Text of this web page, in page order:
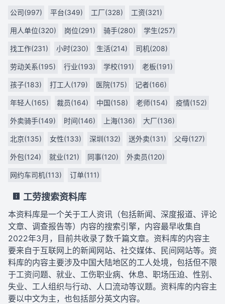
公司(997) 平台(349) 工厂(328) 工资(321)
用人单位(320) 岗位(291) 骑手(280) 学生(257)
找工作(231) 小时(230) 生活(214) 司机(208)
劳动关系(195) 行业(193) 学校(191) 老板(191)
孩子(183) 打工人(179) 医院(175) 记者(166)
年轻人(165) 裁员(164) 中国(158) 老师(154) 疫情(152)
外卖骑手(149) 时间(146) 上海(136) 大厂(136)
北京(135) 女性(133) 深圳(132) 送外卖(131) 父母(127)
外包(124) 就业(121) 同事(120) 外卖员(120)
网约车司机(113) 订单(111)
工劳搜索资料库
本资料库是一个关于工人资讯（包括新闻、深度报道、评论
文章、调查报告等）内容的搜索引擎，内容最早收集自
2022年3月，目前共收录了数千篇文章。资料库的内容主
要来自于互联网上的新闻网站、社交媒体、民间网站等。资
料库的内容主要涉及中国大陆地区的工人处境，包括但不限
于工资问题、就业、工伤职业病、休息、职场压迫、性别、
失业、工人组织与行动、人口流动等议题。资料库的内容主
要以中文为主，也包括部分英文内容。